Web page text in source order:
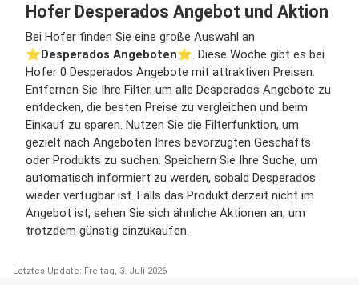
Hofer Desperados Angebot und Aktion
Bei Hofer finden Sie eine große Auswahl an
⭐️Desperados Angeboten⭐️. Diese Woche gibt es bei
Hofer 0 Desperados Angebote mit attraktiven Preisen.
Entfernen Sie Ihre Filter, um alle Desperados Angebote zu
entdecken, die besten Preise zu vergleichen und beim
Einkauf zu sparen. Nutzen Sie die Filterfunktion, um
gezielt nach Angeboten Ihres bevorzugten Geschäfts
oder Produkts zu suchen. Speichern Sie Ihre Suche, um
automatisch informiert zu werden, sobald Desperados
wieder verfügbar ist. Falls das Produkt derzeit nicht im
Angebot ist, sehen Sie sich ähnliche Aktionen an, um
trotzdem günstig einzukaufen.
Letztes Update: Freitag, 3. Juli 2026